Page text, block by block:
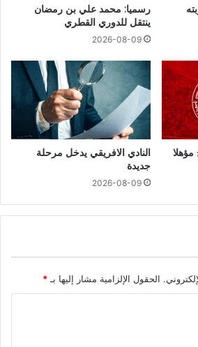
رسميا: محمد علي بن رمضان
ينتقل للدوري القطري
2026-08-09
مؤهلا
النادي الافريقي يدخل مرحلة
جديدة
2026-08-09
الحقول الإلزامية مشار إليها بـ *